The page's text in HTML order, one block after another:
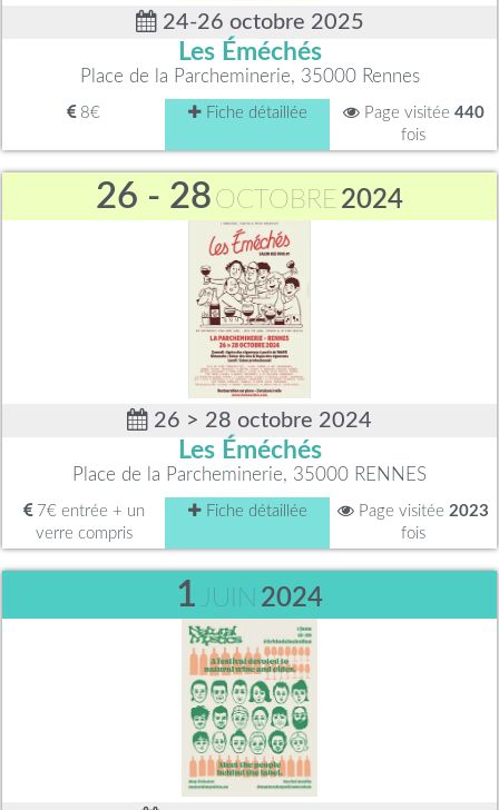
24-26 octobre 2025
Les Éméchés
Place de la Parcheminerie, 35000 Rennes
8€ Fiche détaillée Page visitée 440
fois
26 - 28 OCTOBRE 2024
26 > 28 octobre 2024
Les Éméchés
Place de la Parcheminerie, 35000 RENNES
7€ entrée + un
verre compris
Fiche détaillée Page visitée 2023
fois
1 JUIN 2024